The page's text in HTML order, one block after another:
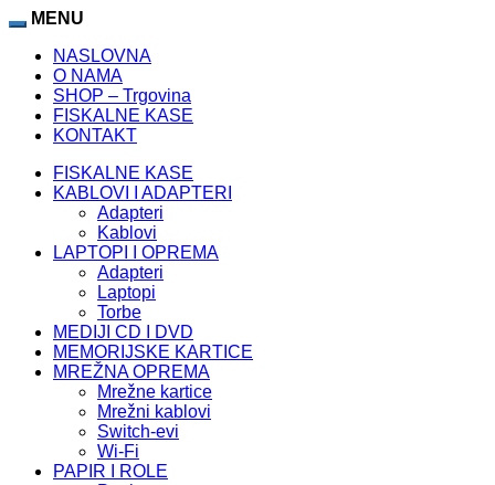
Lidercasino
MENU
NASLOVNA
O NAMA
SHOP – Trgovina
FISKALNE KASE
KONTAKT
FISKALNE KASE
KABLOVI I ADAPTERI
Adapteri
Kablovi
LAPTOPI I OPREMA
Adapteri
Laptopi
Torbe
MEDIJI CD I DVD
MEMORIJSKE KARTICE
MREŽNA OPREMA
Mrežne kartice
Mrežni kablovi
Switch-evi
Wi-Fi
PAPIR I ROLE